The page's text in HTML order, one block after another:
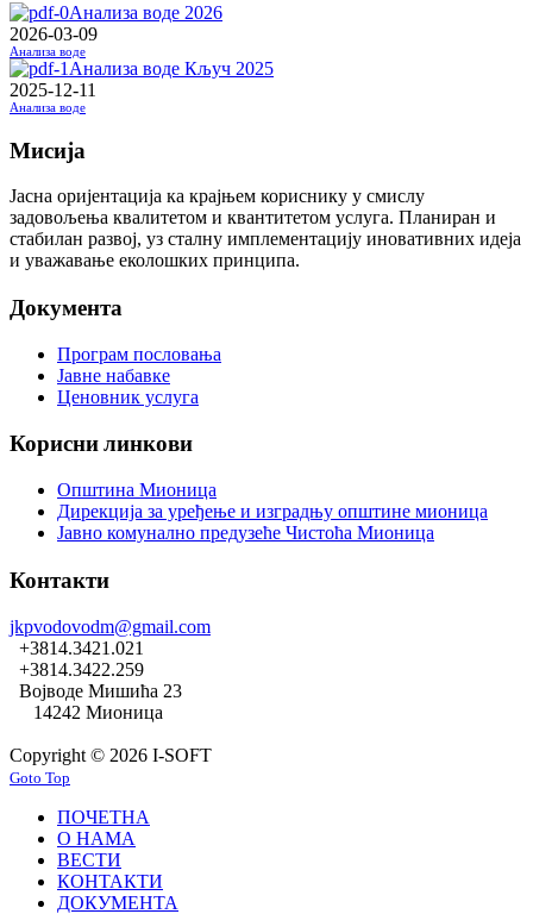
Анализа воде 2026
2026-03-09
Анализа воде
Анализа воде Кључ 2025
2025-12-11
Анализа воде
Мисија
Јасна оријентација ка крајњем кориснику у смислу
задовољења квалитетом и квантитетом услуга. Планиран и
стабилан развој, уз сталну имплементацију иновативних идеја
и уважавање еколошких принципа.
Документа
Програм пословања
Јавне набавке
Ценовник услуга
Корисни линкови
Општина Мионица
Дирекција за уређење и изградњу општине мионица
Јавно комунално предузеће Чистоћа Мионица
Контакти
jkpvodovodm@gmail.com
+3814.3421.021
+3814.3422.259
Војводе Мишића 23
14242 Мионица
Copyright © 2026 I-SOFT
Goto Top
ПОЧЕТНА
О НАМА
ВЕСТИ
КОНТАКТИ
ДОКУМЕНТА